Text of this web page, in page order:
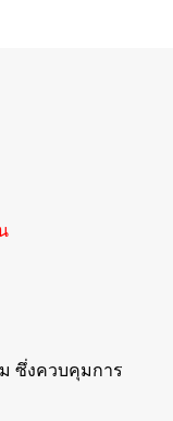
ซึ่งควบคุมการ